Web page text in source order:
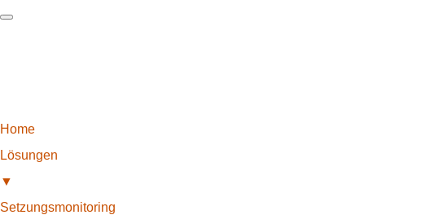
Home
Lösungen
▼
Setzungsmonitoring